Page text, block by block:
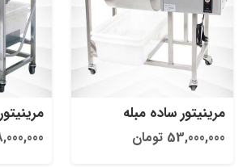
مرینیتور ساده مبله
53,000,000 تومان 68,000,000